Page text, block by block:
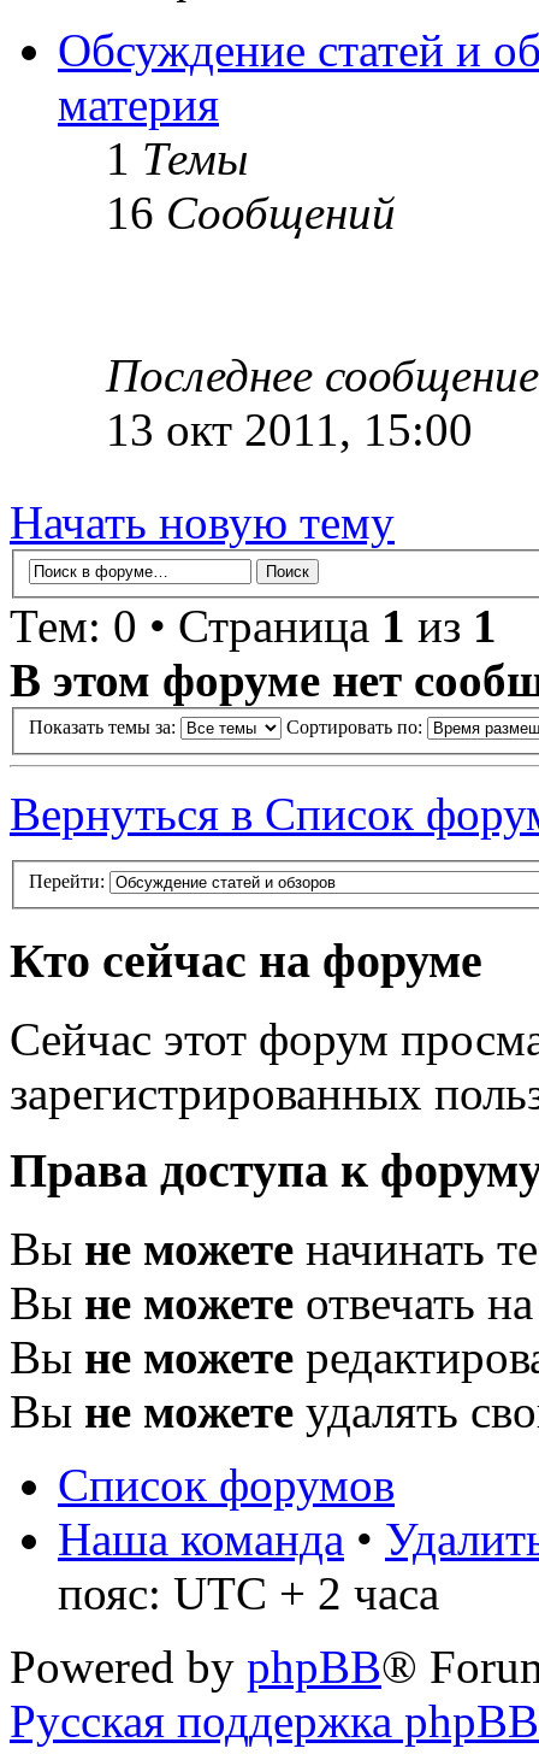
Обсуждение статей и
материя
1 Темы
16 Сообщений
Последнее сообщение
13 окт 2011, 15:00
Начать новую тему
Тем: 0 • Страница 1 из 1
В этом форуме нет
Показать темы за: Сортировать по:
Вернуться в Список
Перейти:
Кто сейчас на форуме
Сейчас этот форум
зарегистрированных
Права доступа к
Вы не можете начинать
Вы не можете отвечать
Вы не можете
Вы не можете удалять
Список форумов
Наша команда •
пояс: UTC + 2 часа
Powered by phpBB®
Русская поддержка phpBB